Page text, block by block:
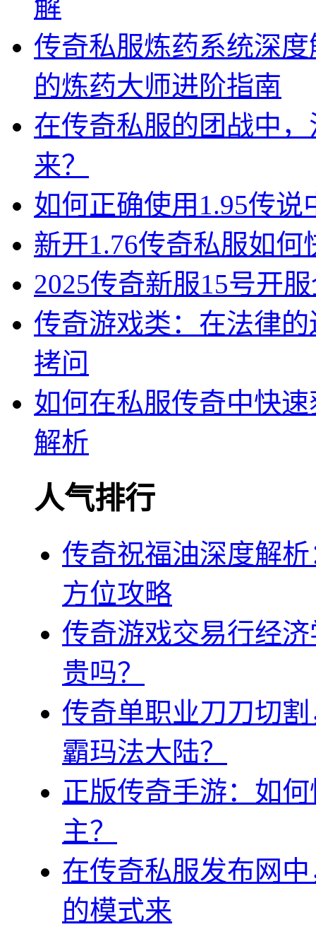
解
传奇私服炼药系统深
的炼药大师进阶指南
在传奇私服的团战中
来？
如何正确使用1.95传说
新开1.76传奇私服如何
2025传奇新服15号开
传奇游戏类：在法律
拷问
如何在私服传奇中快
解析
人气排行
传奇祝福油深度解
方位攻略
传奇游戏交易行经
贵吗？
传奇单职业刀刀切
霸玛法大陆？
正版传奇手游：如
主？
在传奇私服发布网
的模式来